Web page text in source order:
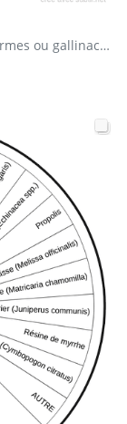
Maladies des poules, coqs, poussins (galliformes ou gallinacées) De quelle maladie souffre ma poule ? coq ? poussin ?